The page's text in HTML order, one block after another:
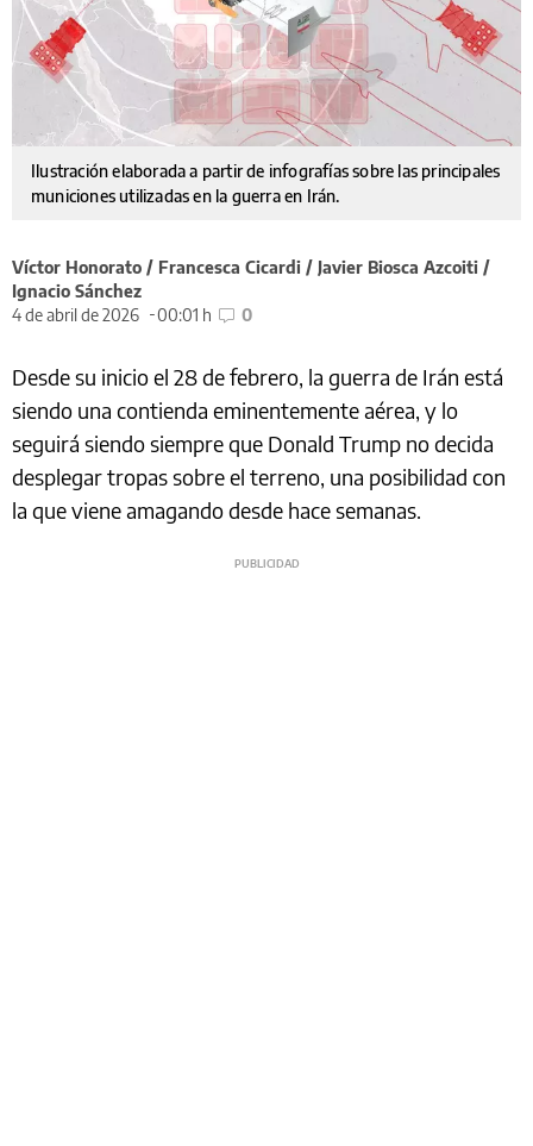
Ilustración elaborada a partir de infografías sobre las principales
municiones utilizadas en la guerra en Irán.
Víctor Honorato / Francesca Cicardi / Javier Biosca Azcoiti /
Ignacio Sánchez
4 de abril de 2026
00:01 h 0
Desde su inicio el 28 de febrero, la guerra de Irán está
siendo una contienda eminentemente aérea, y lo
seguirá siendo siempre que Donald Trump no decida
desplegar tropas sobre el terreno, una posibilidad con
la que viene amagando desde hace semanas.